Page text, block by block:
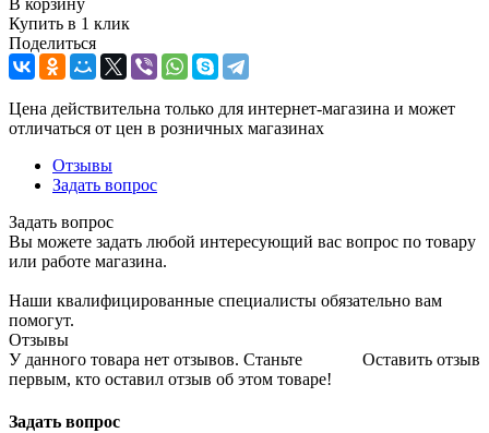
Купить в 1 клик
Поделиться
Цена действительна только для интернет-магазина и может
отличаться от цен в розничных магазинах
Отзывы
Задать вопрос
Задать вопрос
Вы можете задать любой интересующий вас вопрос по товару
или работе магазина.
Наши квалифицированные специалисты обязательно вам
помогут.
Отзывы
Оставить отзыв
У данного товара нет отзывов. Станьте
первым, кто оставил отзыв об этом товаре!
Задать вопрос